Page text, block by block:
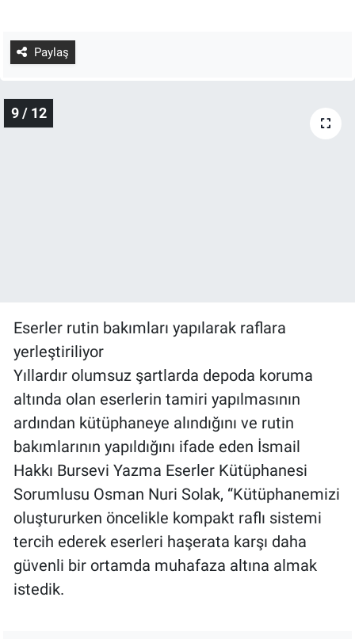
olacağız. Bu aşamaya geldik” dedi.
Paylaş
Eserler rutin bakımları yapılarak raflara
yerleştiriliyor
Yıllardır olumsuz şartlarda depoda koruma
altında olan eserlerin tamiri yapılmasının
ardından kütüphaneye alındığını ve rutin
bakımlarının yapıldığını ifade eden İsmail
Hakkı Bursevi Yazma Eserler Kütüphanesi
Sorumlusu Osman Nuri Solak, “Kütüphanemizi